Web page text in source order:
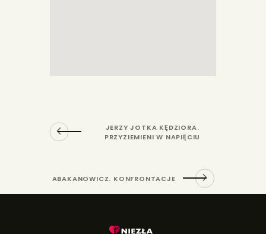
JERZY JOTKA KĘDZIORA.
PRZYZIEMIENI W NAPIĘCIU
ABAKANOWICZ. KONFRONTACJE